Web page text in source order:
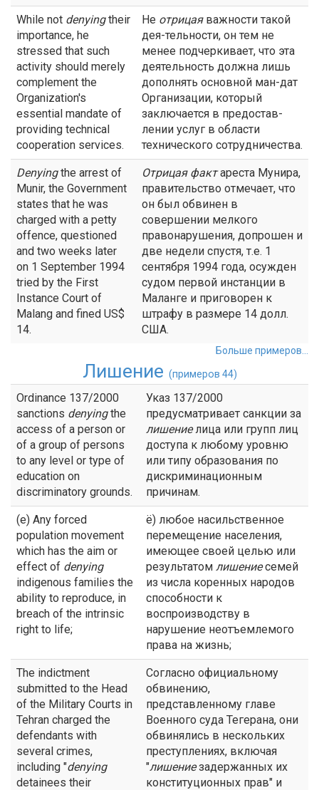
While not denyingtheir
importance, he
stressed that such
activity should merely
complement the
Organization's
essential mandate of
providing technical
cooperation services.
Не отрицаяважности такой
дея-тельности, он тем не
менее подчеркивает, что эта
деятельность должна лишь
дополнять основной ман-дат
Организации, который
заключается в предостав-
лении услуг в области
технического сотрудничества.
Denyingthe arrest of
Munir, the Government
states that he was
charged with a petty
offence, questioned
and two weeks later
on 1 September 1994
tried by the First
Instance Court of
Malang and fined US$
14.
Отрицаяфактареста Мунира,
правительство отмечает, что
он был обвинен в
совершении мелкого
правонарушения, допрошен и
две недели спустя, т.е. 1
сентября 1994 года, осужден
судом первой инстанции в
Маланге и приговорен к
штрафу в размере 14 долл.
США.
Больше примеров...
Лишение (примеров 44)
Ordinance 137/2000
sanctions denyingthe
access of a person or
of a group of persons
to any level or type of
education on
discriminatory grounds.
Указ 137/2000
предусматривает санкции за
лишениелица или групп лиц
доступа к любому уровню
или типу образования по
дискриминационным
причинам.
(e) Any forced
population movement
which has the aim or
effect of denying
indigenous families the
ability to reproduce, in
breach of the intrinsic
right to life;
ё) любое насильственное
перемещение населения,
имеющее своей целью или
результатом лишениесемей
из числа коренных народов
способности к
воспроизводству в
нарушение неотъемлемого
права на жизнь;
The indictment
submitted to the Head
of the Military Courts in
Tehran charged the
defendants with
several crimes,
including "denying
detainees their
Согласно официальному
обвинению,
представленному главе
Военного суда Тегерана, они
обвинялись в нескольких
преступлениях, включая
"лишениезадержанных их
конституционных прав" и